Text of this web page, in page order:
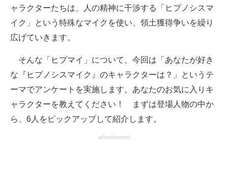
ビジネスと働き方のヒント
AI活用のいまが分かる
企業ITのトレンドを詳説
マーケ×ITの今がよく分かる
ャラクターたちは、人の精神に干渉する「ヒプノシスマ
イク」という特殊なマイクを使い、領土獲得争いを繰り
広げていきます。
そんな「ヒプマイ」について、今回は「あなたが好き
な『ヒプノシスマイク』のキャラクターは？」というテ
ーマでアンケートを実施します。あなたのお気に入りキ
ャラクターを教えてください！ まずは登場人物の中か
ら、6人をピックアップして紹介します。
advertisement